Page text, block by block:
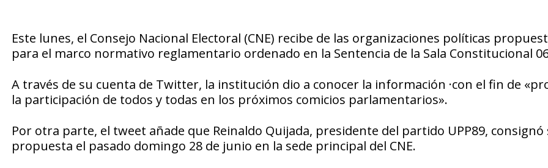
Este lunes, el Consejo Nacional Electoral (CNE) recibe de las organizaciones políticas
para el marco normativo reglamentario ordenado en la Sentencia de la Sala Constitucional
A través de su cuenta de Twitter, la institución dio a conocer la información ·con el fin de
la participación de todos y todas en los próximos comicios parlamentarios».
Por otra parte, el tweet añade que Reinaldo Quijada, presidente del partido UPP89, consignó
propuesta el pasado domingo 28 de junio en la sede principal del CNE.